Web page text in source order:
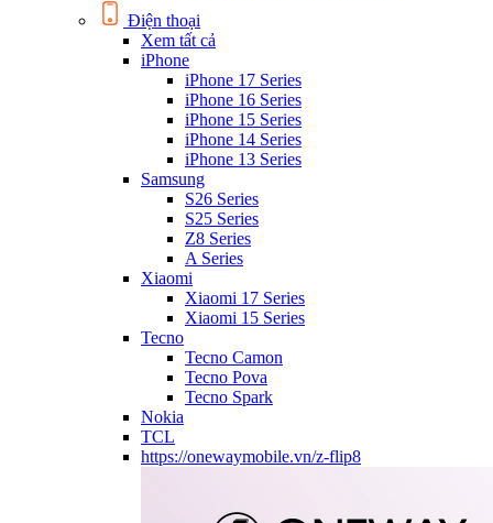
Điện thoại
Xem tất cả
iPhone
iPhone 17 Series
iPhone 16 Series
iPhone 15 Series
iPhone 14 Series
iPhone 13 Series
Samsung
S26 Series
S25 Series
Z8 Series
A Series
Xiaomi
Xiaomi 17 Series
Xiaomi 15 Series
Tecno
Tecno Camon
Tecno Pova
Tecno Spark
Nokia
TCL
https://onewaymobile.vn/z-flip8